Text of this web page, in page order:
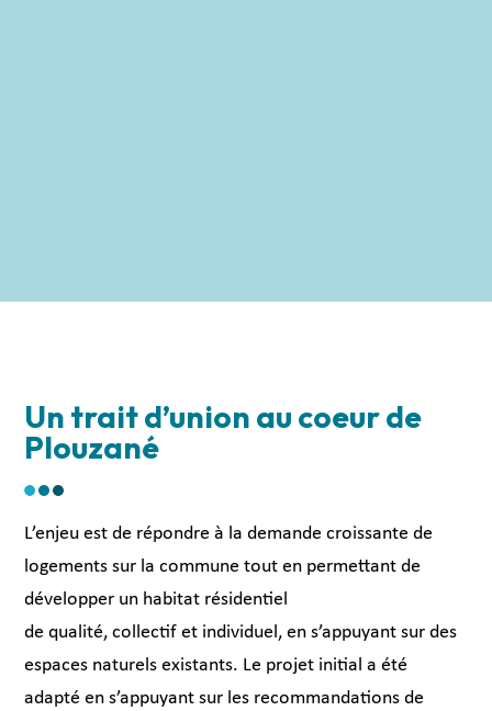
Un trait d’union au coeur de
Plouzané
L’enjeu est de répondre à la demande croissante de
logements sur la commune tout en permettant de
développer un habitat résidentiel
de qualité, collectif et individuel, en s’appuyant sur des
espaces naturels existants. Le projet initial a été
adapté en s’appuyant sur les recommandations de